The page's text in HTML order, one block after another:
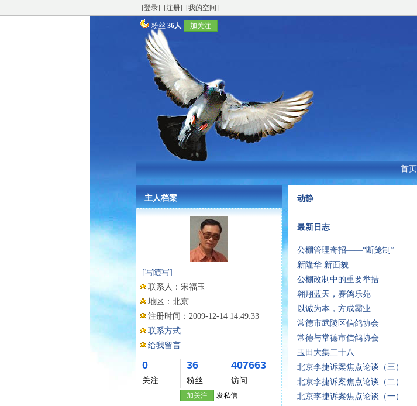
[登录] [注册] [我的空间]
粉丝 36人 加关注
首页
主人档案
[写随写]
联系人： 宋福玉
地区： 北京
注册时间： 2009-12-14 14:49:33
联系方式
给我留言
0
关注
36
粉丝
407663
访问
加关注 发私信
动静
最新日志
公棚管理奇招——“断笼制”
新隆华 新面貌
公棚改制中的重要举措
翱翔蓝天，赛鸽乐苑
以诚为本，方成霸业
常德市武陵区信鸽协会
常德与常德市信鸽协会
玉田大集二十八
北京李捷诉案焦点论谈（三）
北京李捷诉案焦点论谈（二）
北京李捷诉案焦点论谈（一）